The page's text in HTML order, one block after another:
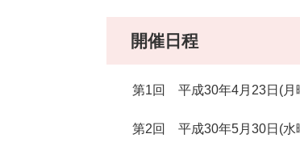
開催日程
第1回 平成30年4月23日(月
第2回 平成30年5月30日(水